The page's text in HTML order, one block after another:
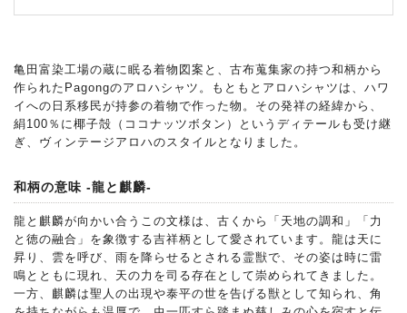
亀田富染工場の蔵に眠る着物図案と、古布蒐集家の持つ和柄から
作られたPagongのアロハシャツ。もともとアロハシャツは、ハワ
イへの日系移民が持参の着物で作った物。その発祥の経緯から、
絹100％に椰子殻（ココナッツボタン）というディテールも受け継
ぎ、ヴィンテージアロハのスタイルとなりました。
和柄の意味 -龍と麒麟-
龍と麒麟が向かい合うこの文様は、古くから「天地の調和」「力
と徳の融合」を象徴する吉祥柄として愛されています。龍は天に
昇り、雲を呼び、雨を降らせるとされる霊獣で、その姿は時に雷
鳴とともに現れ、天の力を司る存在として崇められてきました。
一方、麒麟は聖人の出現や泰平の世を告げる獣として知られ、角